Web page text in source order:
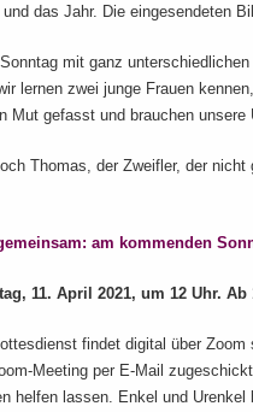
das Jahr. Die eingesendeten
mit ganz
lernen zwei junge Frauen
Mut gefasst und brauchen unsere
Thomas, der Zweifler, der
am kommenden
11. April 2021, um 12 Uhr.
findet digital über
Meeting per E-Mail
helfen lassen. Enkel und